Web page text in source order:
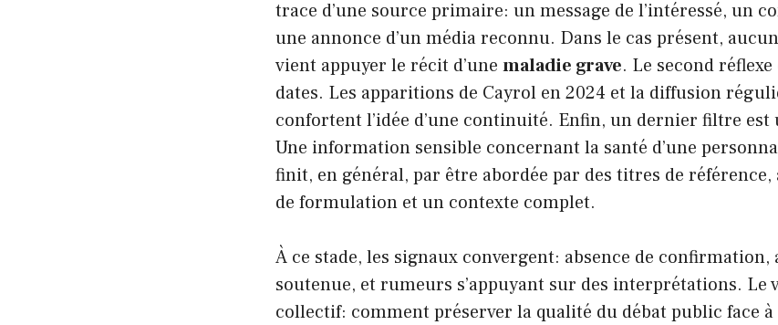
trace d’une source primaire: un message de l’intéressé, un
une annonce d’un média reconnu. Dans le cas présent,
vient appuyer le récit d’une maladie grave. Le second
dates. Les apparitions de Cayrol en 2024 et la diffusion
confortent l’idée d’une continuité. Enfin, un dernier filtre
Une information sensible concernant la santé d’une
finit, en général, par être abordée par des titres de référence,
de formulation et un contexte complet.
À ce stade, les signaux convergent: absence de
soutenue, et rumeurs s’appuyant sur des interprétations. Le
collectif: comment préserver la qualité du débat public face à